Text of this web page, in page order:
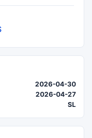
2026-04-30
2026-04-27
SL